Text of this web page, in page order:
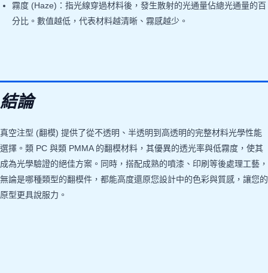
霧度 (Haze)：指光線穿過材料後，發生散射的光通量佔總光通量的百
分比。數值越低，代表材料越清晰、霧感越少。
結論
真空注型 (翻模) 提供了從不透明、半透明到高透明的完整材料光學性能
選擇。類 PC 與類 PMMA 的翻模材料，其優異的透光率與低霧度，使其
成為光學驗證的絕佳方案。同時，搭配成熟的噴漆、印刷等後處理工藝，
無論是哪種類型的翻模件，都能高度還原您設計中的色彩與質感，讓您的
原型更具說服力。